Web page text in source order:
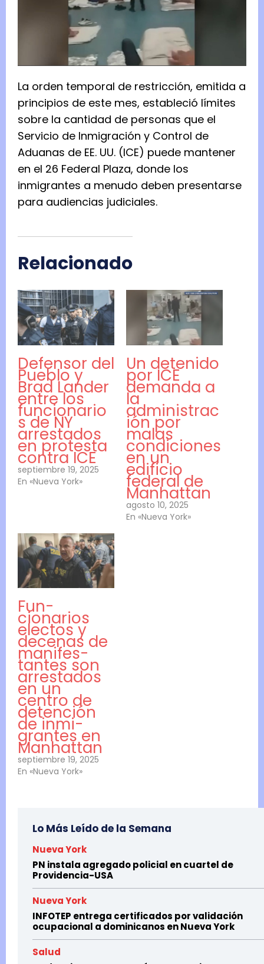
La orden temporal de restricción, emitida a
principios de este mes, estableció límites
sobre la cantidad de personas que el
Servicio de Inmigración y Control de
Aduanas de EE. UU. (ICE) puede mantener
en el 26 Federal Plaza, donde los
inmigrantes a menudo deben presentarse
para audiencias judiciales.
Relacionado
Defensor del
Pueblo y
Brad Lander
entre los
funcionario
s de NY
arrestados
en protesta
contra ICE
septiembre 19, 2025
En «Nueva York»
Un detenido
por ICE
demanda a
la
administrac
ión por
malas
condiciones
en un
edificio
federal de
Manhattan
agosto 10, 2025
En «Nueva York»
Fun­
cionarios
electos y
decenas de
man­i­fes­
tantes son
ar­restados
en un
centro de
detención
de in­mi­
grantes en
Manhattan
septiembre 19, 2025
En «Nueva York»
Lo Más Leído de la Semana
Nueva York
PN instala agregado policial en cuartel de
Providencia-USA
Nueva York
INFOTEP entrega certificados por validación
ocupacional a dominicanos en Nueva York
Salud